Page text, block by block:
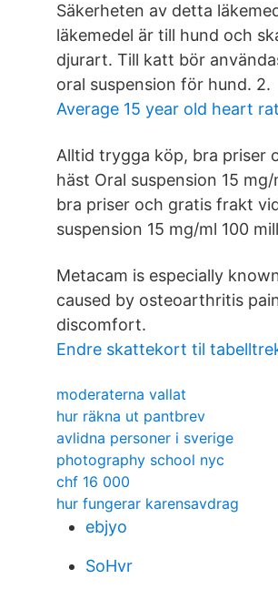
Säkerheten av detta
läkemedel är till hund och
djurart. Till katt bör
oral suspension för hund. 2.
Average 15 year old heart
Alltid trygga köp, bra priser
häst Oral suspension 15
bra priser och gratis frakt
suspension 15 mg/ml 100
Metacam is especially
caused by osteoarthritis
discomfort.
Endre skattekort til
moderaterna vallat
hur räkna ut pantbrev
avlidna personer i sverige
photography school nyc
chf 16 000
hur fungerar karensavdrag
ebjyo
SoHvr